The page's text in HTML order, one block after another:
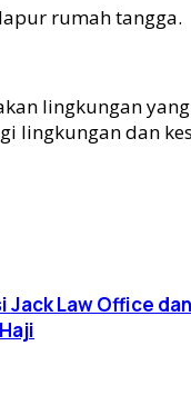
rumah tangga.
lingkungan
lingkungan dan
Law Office